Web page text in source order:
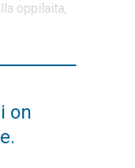
oppilaita,
on